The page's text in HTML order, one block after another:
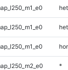
het
*